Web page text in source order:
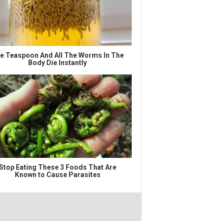
Teaspoon And All The Worms In The
Body Die Instantly
Eating These 3 Foods That Are
Known to Cause Parasites